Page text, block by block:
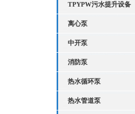
TPYPW污水提升设备
离心泵
中开泵
消防泵
热水循环泵
热水管道泵